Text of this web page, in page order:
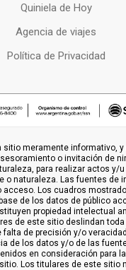
Quiniela de Hoy
Agencia de viajes
Política de Privacidad
sitio meramente informativo, y
o invitación de
para realizar actos y/
o naturaleza. Las fuentes de
acceso. Los cuadros
de los datos de público
propiedad intelectual
de este sitio deslindan
falta de precisión y/o
de los datos y/o de las
en consideración para
Los titulares de este sitio